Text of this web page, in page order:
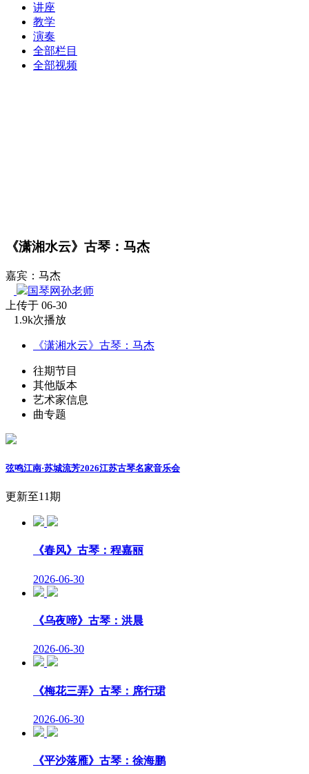
讲座
教学
演奏
全部栏目
全部视频
《潇湘水云》古琴：马杰
嘉宾：马杰
国琴网孙老师
上传于 06-30
1.9k次播放
《潇湘水云》古琴：马杰
往期节目
其他版本
艺术家信息
曲专题
弦鸣江南·苏城流芳2026江苏古琴名家音乐会
更新至11期
《春风》古琴：程嘉丽
2026-06-30
《乌夜啼》古琴：洪晨
2026-06-30
《梅花三弄》古琴：席行珺
2026-06-30
《平沙落雁》古琴：徐海鹏